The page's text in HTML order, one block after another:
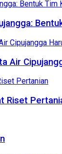
Air
Riset